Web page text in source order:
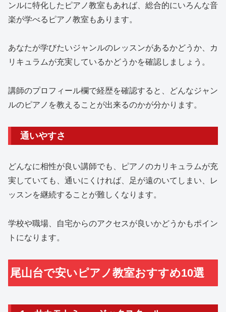
ンルに特化したピアノ教室もあれば、総合的にいろんな音
楽が学べるピアノ教室もあります。
あなたが学びたいジャンルのレッスンがあるかどうか、カ
リキュラムが充実しているかどうかを確認しましょう。
講師のプロフィール欄で経歴を確認すると、どんなジャン
ルのピアノを教えることが出来るのかが分かります。
通いやすさ
どんなに相性が良い講師でも、ピアノのカリキュラムが充
実していても、通いにくければ、足が遠のいてしまい、レ
ッスンを継続することが難しくなります。
学校や職場、自宅からのアクセスが良いかどうかもポイン
トになります。
尾山台で安いピアノ教室おすすめ10選